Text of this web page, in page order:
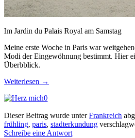
Im Jardin du Palais Royal am Samstag
Meine erste Woche in Paris war
Modi der Eingewöhnung bestimmt. Hier
Überbblick.
Weiterlesen →
0
Dieser Beitrag wurde unterFrankreich
frühling, paris, stadterkundung
Schreibe eine Antwort